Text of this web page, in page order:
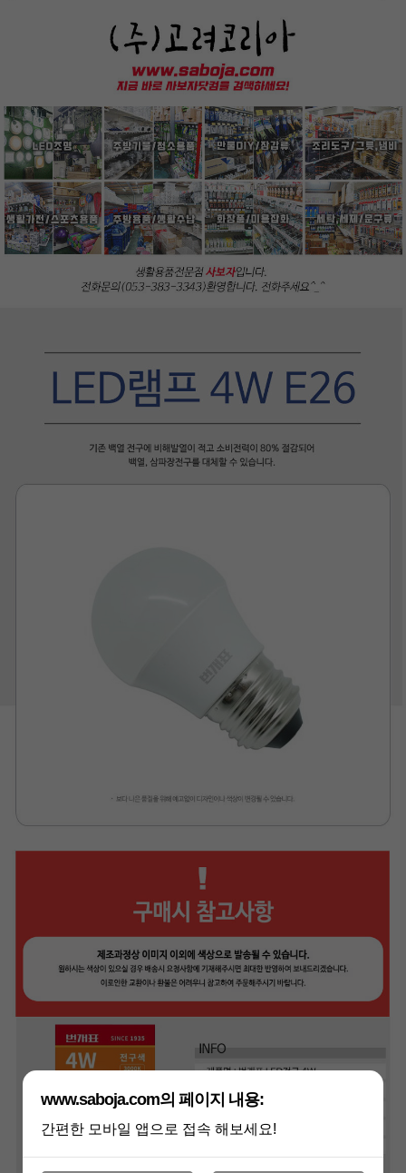
페이코 ID로
페이코 라이
PAYCO 바로
구매
www.saboja.com의 페이지 내용:
간편한 모바일 앱으로 접속 해보세요!